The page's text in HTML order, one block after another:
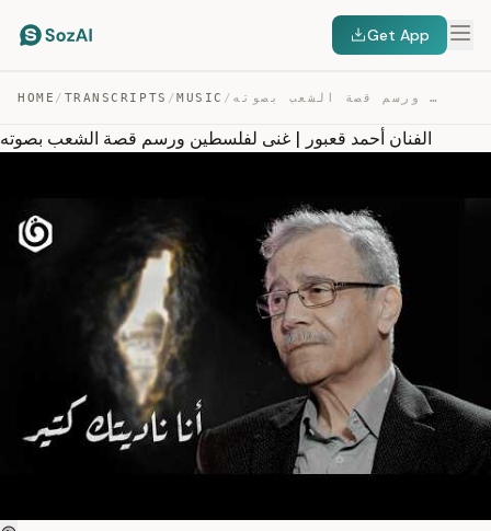
Get App
HOME / TRANSCRIPTS /MUSIC / الفنان أحمد قعبور | غنى لفلسطين ورسم قصة الشعب بصوته — TRANSCRIPT
الفنان أحمد قعبور | غنى لفلسطين ورسم قصة الشعب بصوته